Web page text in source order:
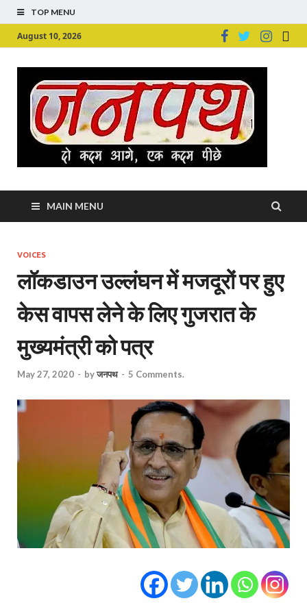
TOP MENU
August 10, 2026
MAIN MENU
VOICES
लॉकडाउन उल्लंघन में मजदूरों पर हुए
केस वापस लेने के लिए गुजरात के
मुख्यमंत्री को पत्र
May 27, 2020 - byजनपथ - 5 Comments.